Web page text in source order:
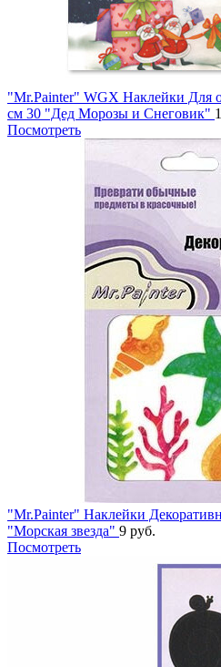
"Mr.Painter" WGX Наклейки Для
см 30 "Дед Морозы и Снеговик"
Посмотреть
"Mr.Painter" Наклейки
"Морская звезда" 9 руб.
Посмотреть